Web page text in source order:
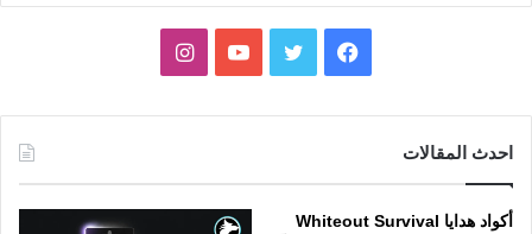
فيسبوك تويتر يوتيوبانستقرام
احدث المقالات
أكواد هدايا Whiteout Survival